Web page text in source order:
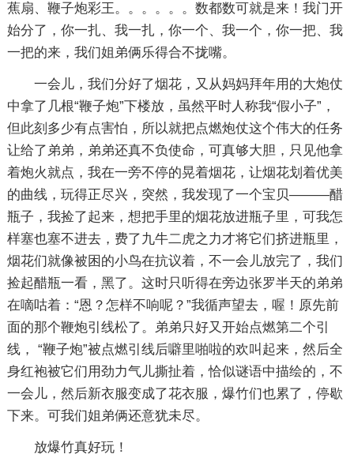
蕉扇、鞭子炮彩王。。。。。。数都数可就是来！我门开
始分了，你一扎、我一扎，你一个、我一个，你一把、我
一把的来，我们姐弟俩乐得合不拢嘴。
一会儿，我们分好了烟花，又从妈妈拜年用的大炮仗
中拿了几根“鞭子炮”下楼放，虽然平时人称我“假小子”，
但此刻多少有点害怕，所以就把点燃炮仗这个伟大的任务
让给了弟弟，弟弟还真不负使命，可真够大胆，只见他拿
着炮火就点，我在一旁不停的晃着烟花，让烟花划着优美
的曲线，玩得正尽兴，突然，我发现了一个宝贝———醋
瓶子，我捡了起来，想把手里的烟花放进瓶子里，可我怎
样塞也塞不进去，费了九牛二虎之力才将它们挤进瓶里，
烟花们就像被困的小鸟在抗议着，不一会儿放完了，我们
捡起醋瓶一看，黑了。这时只听得在旁边张罗半天的弟弟
在嘀咕着：“恩？怎样不响呢？”我循声望去，喔！原先前
面的那个鞭炮引线松了。弟弟只好又开始点燃第二个引
线， “鞭子炮”被点燃引线后噼里啪啦的欢叫起来，然后全
身红袍被它们用劲力气儿撕扯着，恰似谜语中描绘的，不
一会儿，然后新衣服变成了花衣服，爆竹们也累了，停歇
下来。可我们姐弟俩还意犹未尽。
放爆竹真好玩！